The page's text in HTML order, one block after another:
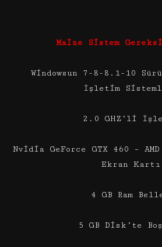
Maize Sistem
Windowsun 7-8-8.1-10
İşletim
2.0 GHZ’li
Nvidia GeForce GTX 460 –
Ekran Kartı
4 GB Ram
5 GB Disk’te